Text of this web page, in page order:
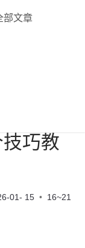
部文章
巧教
01- 15
16~21